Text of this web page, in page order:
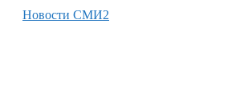
Новости СМИ2